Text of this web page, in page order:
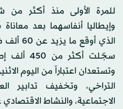
للمرة الأولى منذ أكثر من
وإيطاليا أنفاسهما بعد
الذي
سجّلت أكثر
وتستعدان اعتباراً من اليوم
التراخي، وتخفيف تدابير
الاجتماعية، والنشاط